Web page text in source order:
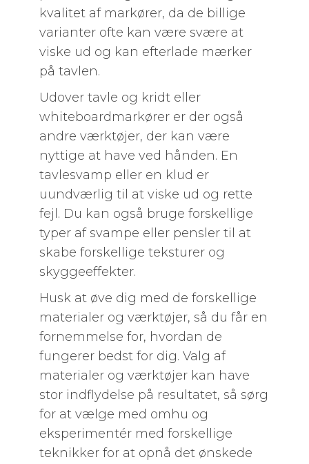
kvalitet af markører, da de billige
varianter ofte kan være svære at
viske ud og kan efterlade mærker
på tavlen.
Udover tavle og kridt eller
whiteboardmarkører er der også
andre værktøjer, der kan være
nyttige at have ved hånden. En
tavlesvamp eller en klud er
uundværlig til at viske ud og rette
fejl. Du kan også bruge forskellige
typer af svampe eller pensler til at
skabe forskellige teksturer og
skyggeeffekter.
Husk at øve dig med de forskellige
materialer og værktøjer, så du får en
fornemmelse for, hvordan de
fungerer bedst for dig. Valg af
materialer og værktøjer kan have
stor indflydelse på resultatet, så sørg
for at vælge med omhu og
eksperimentér med forskellige
teknikker for at opnå det ønskede